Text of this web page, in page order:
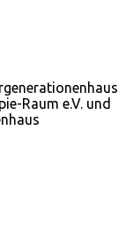
Raum e.V. und